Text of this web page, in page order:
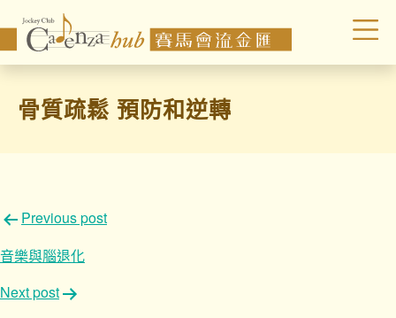
骨質疏鬆 預防和逆轉
文
章
導
覽
Previous post
音樂與腦退化
Next post